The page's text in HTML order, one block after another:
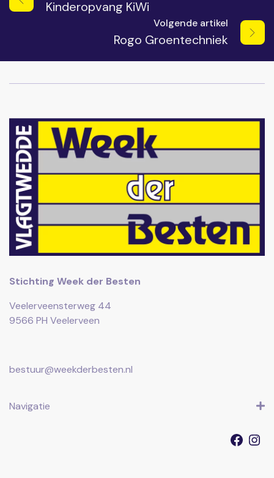
Kinderopvang KiWi
Volgende artikel
Rogo Groentechniek
Stichting Week der Besten
Veelerveensterweg 44
9566 PH Veelerveen
bestuur@weekderbesten.nl
Navigatie